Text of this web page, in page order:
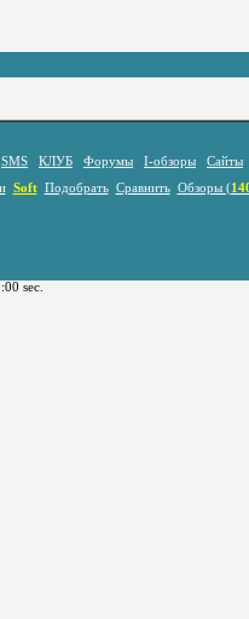
SMS КЛУБ Форумы I-обзоры Сайты
Soft Подобрать Сравнить Обзоры (
sec.